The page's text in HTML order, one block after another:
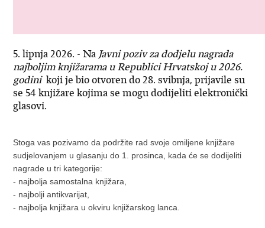
5. lipnja 2026. - Na Javni poziv za dodjelu nagrada
najboljim knjižarama u Republici Hrvatskoj u 2026.
godinikoji je bio otvoren do 28. svibnja, prijavile su
se 54 knjižare kojima se mogu dodijeliti elektronički
glasovi.
Stoga vas pozivamo da podržite rad svoje omiljene knjižare
sudjelovanjem u glasanju do 1. prosinca, kada će se dodijeliti
nagrade u tri kategorije:
- najbolja samostalna knjižara,
- najbolji antikvarijat,
- najbolja knjižara u okviru knjižarskog lanca.